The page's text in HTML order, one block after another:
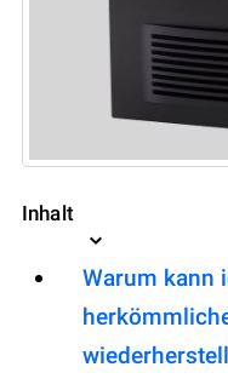
Inhalt
Warum kann